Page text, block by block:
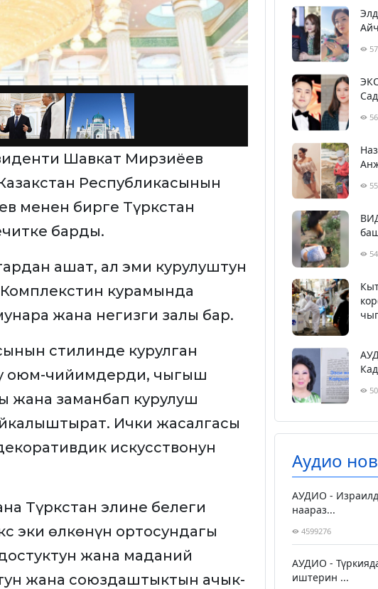
Шавкат Мирзиёев
Республикасынын
менен бирге Түркстан
барды.
ашат, ал эми курулуштун
курамында
жана негизги залы бар.
стилинде курулган
оюм-чийимдерди, чыгыш
жана заманбап курулуш
Ички жасалгасы
искусствонун
Түркстан элине белеги
эки өлкөнүн ортосундагы
жана маданий
жана союздаштыктын ачык-
Аудио
АУДИО -
наараз...
4599276
АУДИО -
иштерин ...